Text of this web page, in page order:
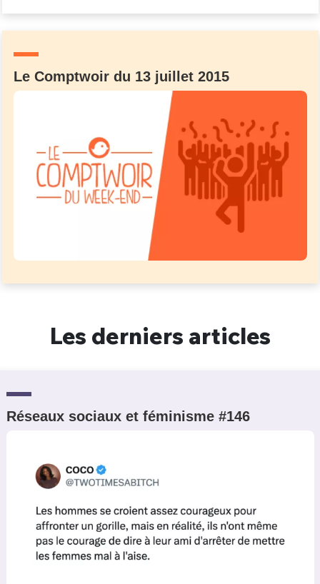
Le Comptwoir du 13 juillet 2015
Les derniers articles
Réseaux sociaux et féminisme #146
Un Thread
C'EST PARTI